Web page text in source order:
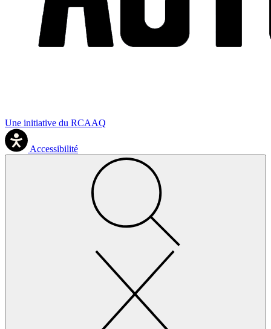
Une initiative du RCAAQ
Accessibilité